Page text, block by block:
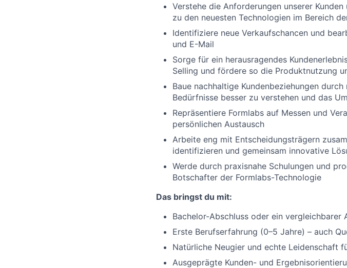
Verstehe die Anforderungen unserer
zu den neuesten Technologien im Bereich
Identifiziere neue Verkaufschancen und
und E-Mail
Sorge für ein herausragendes
Selling und fördere so die Produktnutzung
Baue nachhaltige Kundenbeziehungen
Bedürfnisse besser zu verstehen und das
Repräsentiere Formlabs auf Messen und
persönlichen Austausch
Arbeite eng mit Entscheidungsträgern
identifizieren und gemeinsam innovative
Werde durch praxisnahe Schulungen und
Botschafter der Formlabs-Technologie
Das bringst du mit:
Bachelor-Abschluss oder ein vergleichbarer
Erste Berufserfahrung (0–5 Jahre) – auch
Natürliche Neugier und echte Leidenschaft
Ausgeprägte Kunden- und